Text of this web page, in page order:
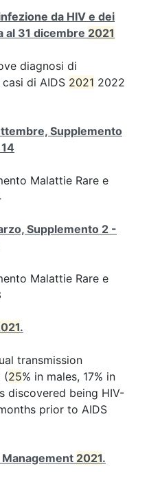
da HIV e dei
al 31 dicembre 2021
diagnosi di
di AIDS 2021 2022
Supplemento
Malattie Rare e
Supplemento 2 -
Malattie Rare e
.
transmission
(25% in males, 17% in
discovered being HIV-
prior to AIDS
Management 2021.